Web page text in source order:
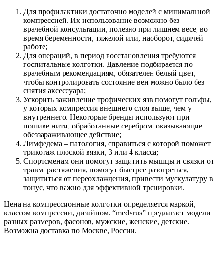
Для профилактики достаточно моделей с минимальной
компрессией. Их использование возможно без
врачебной консультации, полезно при лишнем весе, во
время беременности, тяжелой или, наоборот, сидячей
работе;
Для операций, в период восстановления требуются
госпитальные колготки. Давление подбирается по
врачебным рекомендациям, обязателен белый цвет,
чтобы контролировать состояние вен можно было без
снятия аксессуара;
Ускорить заживление трофических язв помогут гольфы,
у которых компрессия внешнего слоя выше, чем у
внутреннего. Некоторые бренды используют при
пошиве нити, обработанные серебром, оказывающие
обеззараживающее действие;
Лимфедема – патология, справиться с которой поможет
трикотаж плоской вязки, 3 или 4 класса;
Спортсменам они помогут защитить мышцы и связки от
травм, растяжения, помогут быстрее разогреться,
защититься от переохлаждения, привести мускулатуру в
тонус, что важно для эффективной тренировки.
Цена на компрессионные колготки определяется маркой,
классом компрессии, дизайном. “medvrus” предлагает модели
разных размеров, фасонов, мужские, женские, детские.
Возможна доставка по Москве, России.